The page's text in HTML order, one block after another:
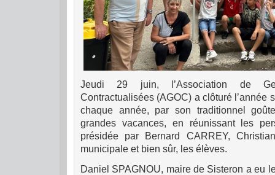
Jeudi 29 juin, l’Association de
Contractualisées (AGOC) a clôturé l’année
chaque année, par son traditionnel
grandes vacances, en réunissant les
présidée par Bernard CARREY,
municipale et bien sûr, les élèves.
Daniel SPAGNOU, maire de Sisteron a eu